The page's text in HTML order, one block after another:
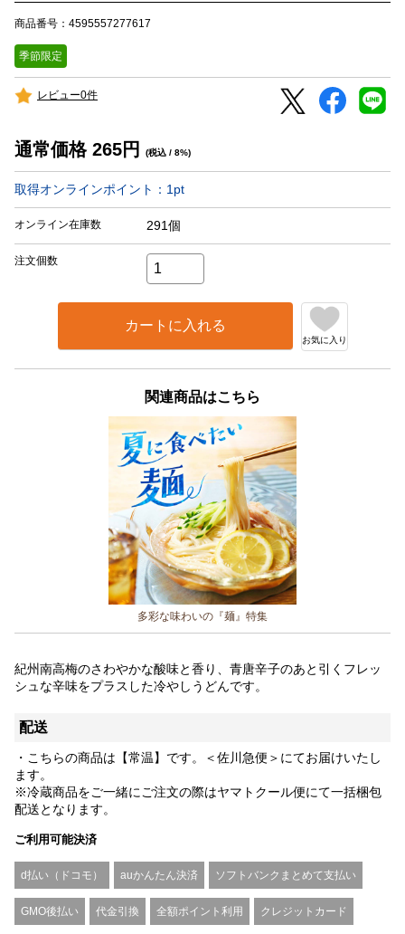
商品番号：4595557277617
季節限定
レビュー0件
通常価格 265円 (税込 / 8%)
取得オンラインポイント： 1 pt
オンライン在庫数 291個
注文個数
カートに入れる
お気に入り
関連商品はこちら
多彩な味わいの『麺』特集
紀州南高梅のさわやかな酸味と香り、青唐辛子のあと引くフレッ
シュな辛味をプラスした冷やしうどんです。
配送
・こちらの商品は【常温】です。＜佐川急便＞にてお届けいたし
ます。
※冷蔵商品をご一緒にご注文の際はヤマトクール便にて一括梱包
配送となります。
ご利用可能決済
d払い（ドコモ） auかんたん決済 ソフトバンクまとめて支払い
GMO後払い 代金引換 全額ポイント利用 クレジットカード